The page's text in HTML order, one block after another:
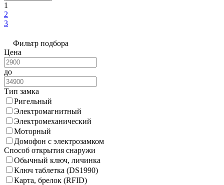
1
2
3
Фильтр подбора
Цена
до
Тип замка
Ригельный
Электромагнитный
Электромеханический
Моторный
Домофон с электрозамком
Способ открытия снаружи
Обычный ключ, личинка
Ключ таблетка (DS1990)
Карта, брелок (RFID)